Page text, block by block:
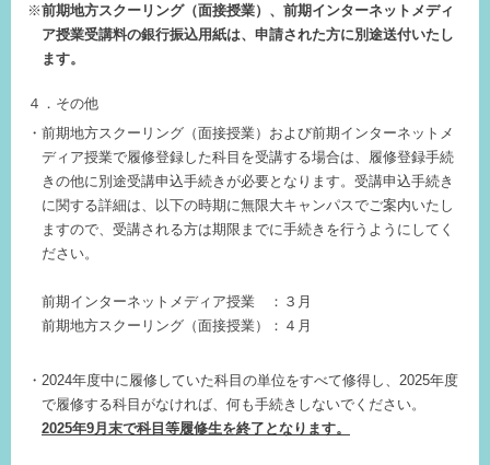
前期地方スクーリング（面接授業）、前期インターネットメディ
ア授業受講料の銀行振込用紙は、申請された方に別途送付いたし
ます。
４．その他
前期地方スクーリング（面接授業）および前期インターネットメ
ディア授業で履修登録した科目を受講する場合は、履修登録手続
きの他に別途受講申込手続きが必要となります。受講申込手続き
に関する詳細は、以下の時期に無限大キャンパスでご案内いたし
ますので、受講される方は期限までに手続きを行うようにしてく
ださい。
前期インターネットメディア授業 ：３月
前期地方スクーリング（面接授業）：４月
2024年度中に履修していた科目の単位をすべて修得し、2025年度
で履修する科目がなければ、何も手続きしないでください。
2025年9月末で科目等履修生を終了となります。